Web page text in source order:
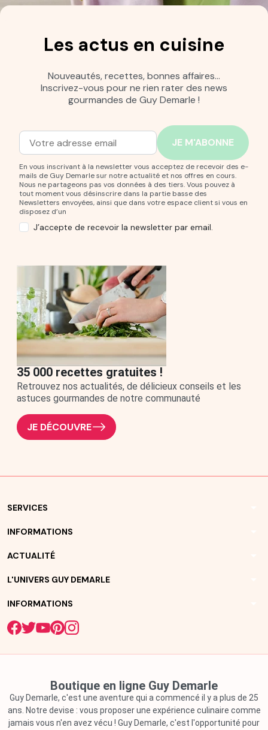
Les actus en cuisine
Nouveautés, recettes, bonnes affaires…
Inscrivez-vous pour ne rien rater des news
gourmandes de Guy Demarle !
Adresse mail
Entrez votre adresse mail pour vous abonner à notre
En vous inscrivant à la newsletter vous acceptez de recevoir des e-
mails de Guy Demarle sur notre actualité et nos offres en cours.
Nous ne partageons pas vos données à des tiers. Vous pouvez à
tout moment vous désinscrire dans la partie basse des
Newsletters envoyées, ainsi que dans votre espace client si vous en
disposez d’un
J’accepte de recevoir la newsletter par email.
35 000 recettes gratuites !
Retrouvez nos actualités, de délicieux conseils et les
astuces gourmandes de notre communauté
JE DÉCOUVRE
SERVICES
INFORMATIONS
ACTUALITÉ
L'UNIVERS GUY DEMARLE
INFORMATIONS
Boutique en ligne Guy Demarle
Guy Demarle, c'est une aventure qui a commencé il y a plus de 25
ans. Notre devise : vous proposer une expérience culinaire comme
jamais vous n'en avez vécu ! Guy Demarle, c'est l'opportunité pour